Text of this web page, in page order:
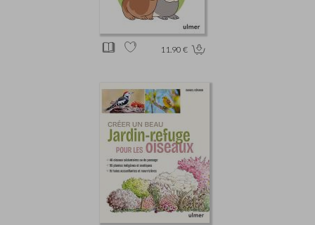
11.90 €